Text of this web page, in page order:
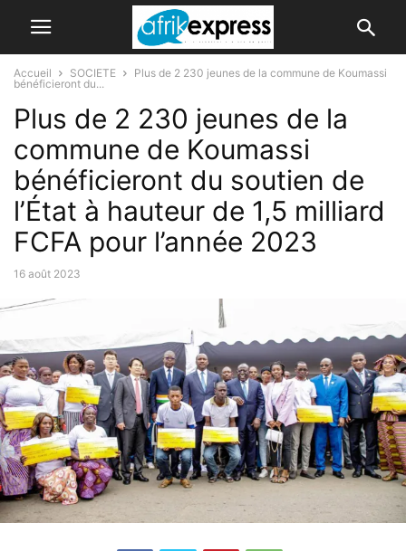
Accueil SOCIETE
Plus de 2 230 jeunes de la commune de Koumassi
bénéficieront du...
Plus de 2 230 jeunes de la
commune de Koumassi
bénéficieront du soutien de
l’État à hauteur de 1,5 milliard
FCFA pour l’année 2023
16 août 2023